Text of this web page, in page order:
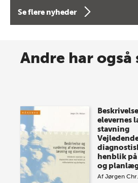
forfatterne bag vores nyes…
Spar op til 70% til
onsdag den 10. j…
Se flere nyheder
Andre har også
elevernes
stavning
henblik
og
AfJørgen